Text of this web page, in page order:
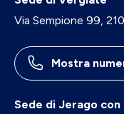
Via Sempione 99,
Mostra
Sede di Jerago con